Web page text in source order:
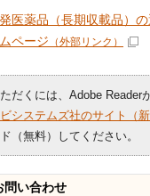
医薬品（長期収載品）
ページ （外部リンク）
だくには、Adobe Reader
システムズ社のサイト（
（無料）してください。
問い合わせ